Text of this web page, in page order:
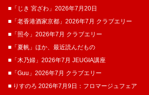
■「じき 宮ざわ」2026年7月20日
■「老香港酒家京都」2026年7月 クラブエリー
■「照今」2026年7月 クラブエリー
■「夏帆」ほか、最近読んだもの
■「木乃婦」2026年7月 JEUGIA講座
■「Guu」2026年7月 クラブエリー
■ りすのろ 2026年7月9日：フロマージュフェア